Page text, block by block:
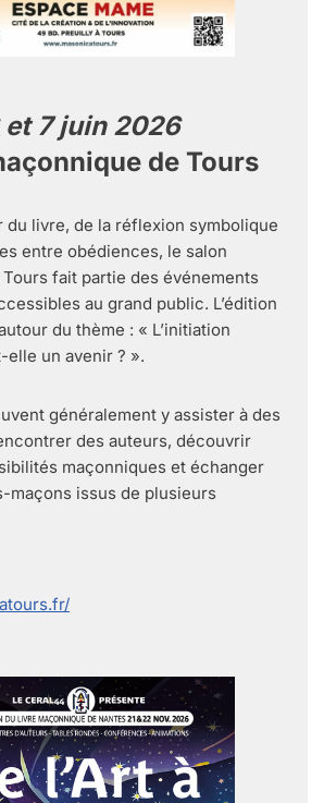
et 7 juin 2026
de Tours
du livre, de la réflexion symbolique
entre obédiences, le salon
fait partie des événements
au grand public. L’édition
du thème : « L’initiation
un avenir ? ».
généralement y assister à des
des auteurs, découvrir
maçonniques et échanger
maçons issus de plusieurs